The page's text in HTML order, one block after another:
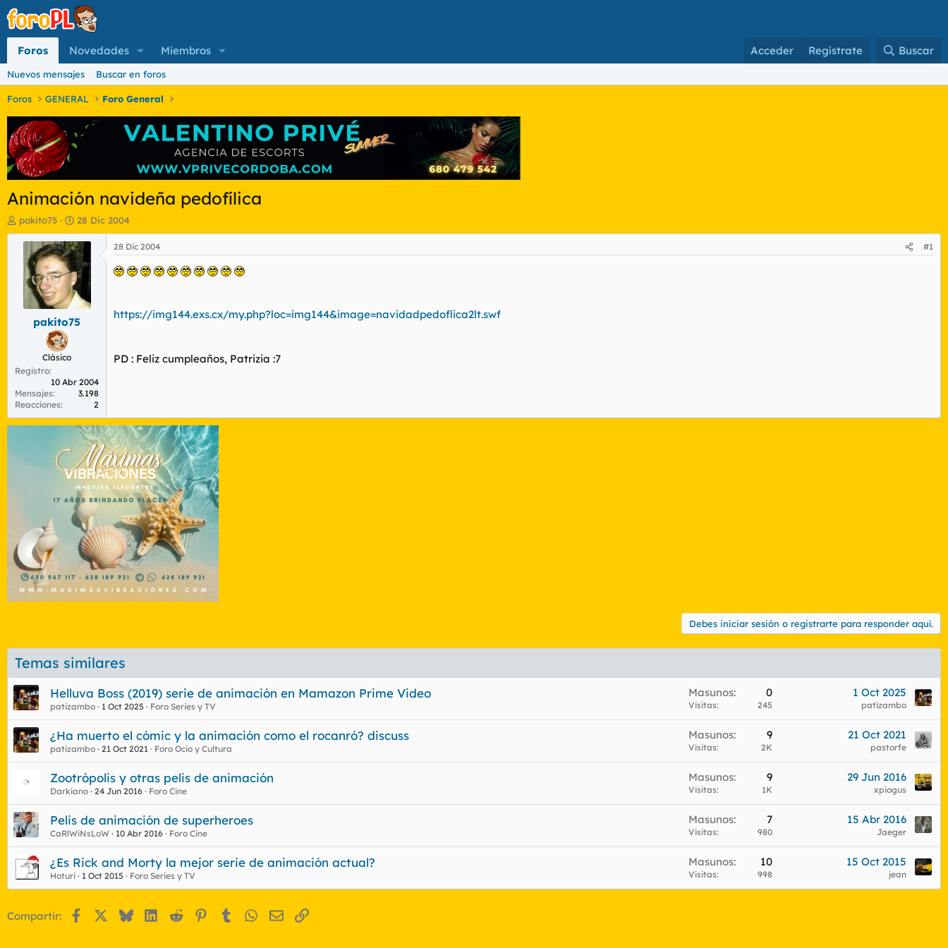
Foros Novedades Miembros Acceder Regístrate Buscar
Nuevos mensajes Buscar en foros
Foros GENERAL Foro General
Animación navideña pedofílica
I
n
a
d
o
t
m
a
pakito75
F
e
c
h
a
d
e
i
n
28 Dic 2004
pakito75
Clásico
Registro
10 Abr 2004
Mensajes
3.198
Reacciones
2
28 Dic 2004 #1
https://img144.exs.cx/my.php?loc=img144&image=navidadpedoflica2lt.swf
PD : Feliz cumpleaños, Patrizia :7
Debes iniciar sesión o registrarte para responder aquí.
Temas similares
Helluva Boss (2019) serie de animación en Mamazon Prime Video
patizambo 1 Oct 2025 Foro Series y TV
Masunos 0
Visitas 245
1 Oct 2025
patizambo
¿Ha muerto el cómic y la animación como el rocanró? discuss
patizambo 21 Oct 2021 Foro Ocio y Cultura
Masunos 9
Visitas 2K
21 Oct 2021
pastorfe
Zootrópolis y otras pelis de animación
Darkiano 24 Jun 2016 Foro Cine
Masunos 9
Visitas 1K
29 Jun 2016
xpiogus
Pelis de animación de superheroes
CaRlWiNsLoW 10 Abr 2016 Foro Cine
Masunos 7
Visitas 980
15 Abr 2016
Jaeger
¿Es Rick and Morty la mejor serie de animación actual?
Hoturi 1 Oct 2015 Foro Series y TV
Masunos 10
Visitas 998
15 Oct 2015
jean
Compartir: FacebookBlueskyLinkedIn
Reddit Pinterest
Tumblr WhatsApp
EmailEnlace